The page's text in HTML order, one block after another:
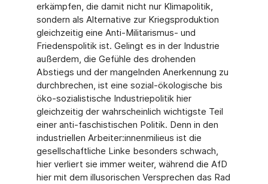
erkämpfen, die damit nicht nur Klimapolitik,
sondern als Alternative zur Kriegsproduktion
gleichzeitig eine Anti-Militarismus- und
Friedenspolitik ist. Gelingt es in der Industrie
außerdem, die Gefühle des drohenden
Abstiegs und der mangelnden Anerkennung zu
durchbrechen, ist eine sozial-ökologische bis
öko-sozialistische Industriepolitik hier
gleichzeitig der wahrscheinlich wichtigste Teil
einer anti-faschistischen Politik. Denn in den
industriellen Arbeiter:innenmilieus ist die
gesellschaftliche Linke besonders schwach,
hier verliert sie immer weiter, während die AfD
hier mit dem illusorischen Versprechen das Rad